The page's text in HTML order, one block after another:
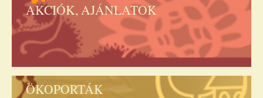
AKCIÓK, AJÁNLATOK
ÖKOPORTÁK